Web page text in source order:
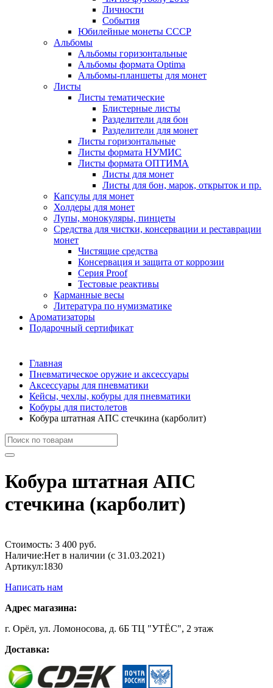
Личности
События
Юбилейные монеты СССР
Альбомы
Альбомы горизонтальные
Альбомы формата Optima
Альбомы-планшеты для монет
Листы
Листы тематические
Блистерные листы
Разделители для бон
Разделители для монет
Листы горизонтальные
Листы формата НУМИС
Листы формата ОПТИМА
Листы для монет
Листы для бон, марок, открыток и пр.
Капсулы для монет
Холдеры для монет
Лупы, монокуляры, пинцеты
Средства для чистки, консервации и реставрации
монет
Чистящие средства
Консервация и защита от коррозии
Серия Proof
Тестовые реактивы
Карманные весы
Литература по нумизматике
Ароматизаторы
Подарочный сертификат
Главная
Пневматическое оружие и аксессуары
Аксессуары для пневматики
Кейсы, чехлы, кобуры для пневматики
Кобуры для пистолетов
Кобура штатная АПС стечкина (карболит)
Кобура штатная АПС
стечкина (карболит)
Стоимость: 3 400 руб.
Наличие:Нет в наличии (с 31.03.2021)
Артикул:1830
Написать нам
Адрес магазина:
г. Орёл, ул. Ломоносова, д. 6Б ТЦ "УТЁС", 2 этаж
Доставка: